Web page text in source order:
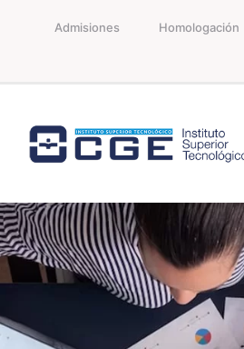
Admisiones Homologación